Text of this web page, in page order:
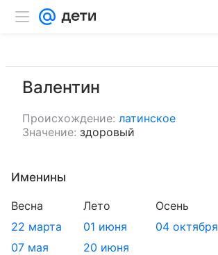
Валентин
Происхождение: латинское
Значение: здоровый
Именины
Весна
22 марта
07 мая
Лето
01 июня
20 июня
Осень
04 октября